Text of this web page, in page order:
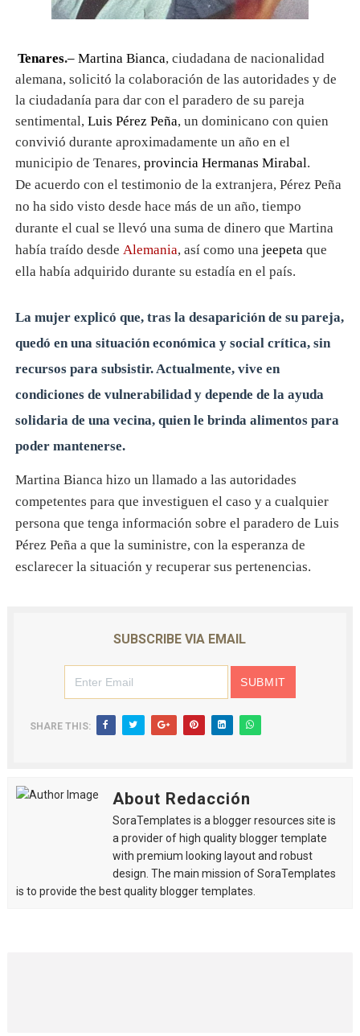
Tenares.– Martina Bianca, ciudadana de nacionalidad
alemana, solicitó la colaboración de las autoridades y de
la ciudadanía para dar con el paradero de su pareja
sentimental, Luis Pérez Peña, un dominicano con quien
convivió durante aproximadamente un año en el
municipio de Tenares, provincia Hermanas Mirabal.
De acuerdo con el testimonio de la extranjera, Pérez Peña
no ha sido visto desde hace más de un año, tiempo
durante el cual se llevó una suma de dinero que Martina
había traído desde Alemania, así como una jeepetaque
ella había adquirido durante su estadía en el país.
La mujer explicó que, tras la desaparición de su pareja,
quedó en una situación económica y social crítica, sin
recursos para subsistir. Actualmente, vive en
condiciones de vulnerabilidad y depende de la ayuda
solidaria de una vecina, quien le brinda alimentos para
poder mantenerse.
Martina Bianca hizo un llamado a las autoridades
competentes para que investiguen el caso y a cualquier
persona que tenga información sobre el paradero de Luis
Pérez Peña a que la suministre, con la esperanza de
esclarecer la situación y recuperar sus pertenencias.
SUBSCRIBE VIA EMAIL
SHARE THIS:
About Redacción
SoraTemplates is a blogger resources site is
a provider of high quality blogger template
with premium looking layout and robust
design. The main mission of SoraTemplates
is to provide the best quality blogger templates.